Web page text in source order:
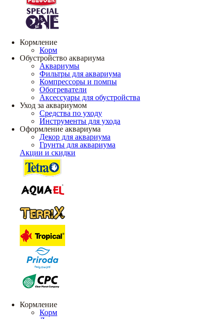
Кормление
Корм
Обустройство аквариума
Аквариумы
Фильтры для аквариума
Компрессоры и помпы
Обогреватели
Аксессуары для обустройства
Уход за аквариумом
Средства по уходу
Инструменты для ухода
Оформление аквариума
Декор для аквариума
Грунты для аквариума
Акции и скидки
Кормление
Корм